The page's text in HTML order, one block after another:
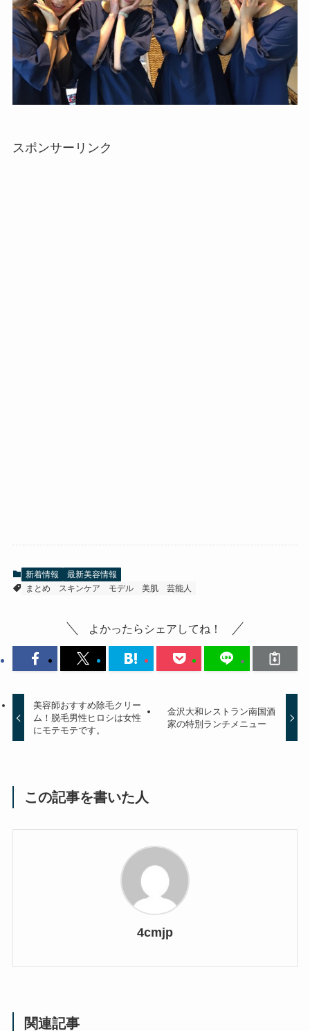
スポンサーリンク
新着情報
最新美容情報
まとめ
スキンケア モデル 美肌 芸能人
よかったらシェアしてね！
美容師おすすめ除毛クリー
ム！脱毛男性ヒロシは女性
にモテモテです。
金沢大和レストラン南国酒
家の特別ランチメニュー
この記事を書いた人
4cmjp
関連記事